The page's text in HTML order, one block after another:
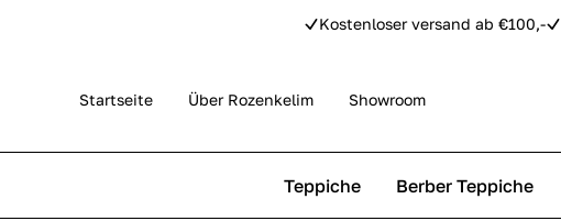
Kostenloser versand ab €100,-
Startseite Über Rozenkelim Showroom
Teppiche Berber Teppiche